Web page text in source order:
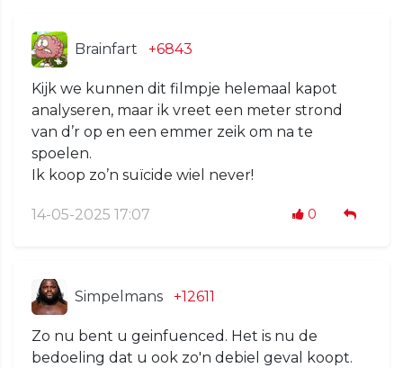
Brainfart +6843
Kijk we kunnen dit filmpje helemaal kapot
analyseren, maar ik vreet een meter strond
van d’r op en een emmer zeik om na te
spoelen.
Ik koop zo’n suïcide wiel never!
14-05-2025 17:07 0
Simpelmans +12611
Zo nu bent u geinfuenced. Het is nu de
bedoeling dat u ook zo'n debiel geval koopt.